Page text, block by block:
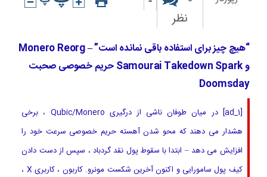
نظر
“هیچ چیز برای استفاده باقی نمانده است” – Monero Reorg
و Samourai Takedown Spark حریم خصوصی صحبت
Doomsday
[ad_1] در میان طوفان ناشی از درگیری Qubic/Monero ، برخی
هشدار می دهند که محو شدن آهسته حریم خصوصی سرعت خود را
افزایش می دهد – ابتدا با سقوط پول نقد گردباد ، سپس از دست دادن
کیف پول سامورایی و اکنون آخرین شکست مونرو. کاربون ، کاربری X ،